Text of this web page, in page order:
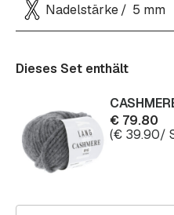
Nadelstärke 5 mm
Dieses Set enthält
€ 79.80
(€ 39.90/